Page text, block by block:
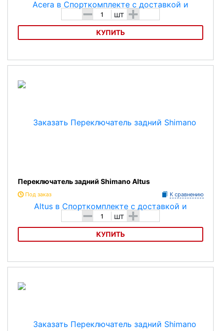
- шт +
КУПИТЬ
Переключатель задний Shimano Acera
Переключатель задний Shimano Altus
Под заказ К сравнению
- шт +
КУПИТЬ
Переключатель задний Shimano Altus